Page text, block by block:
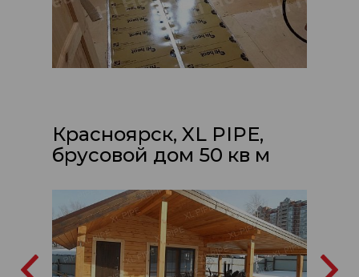
Красноярск, XL PIPE,
брусовой дом 50 кв м